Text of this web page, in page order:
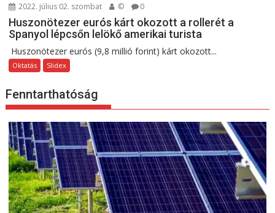
2022. július 02. szombat © 0
Huszonötezer eurós kárt okozott a rollerét a
Spanyol lépcsőn lelökő amerikai turista
Huszonötezer eurós (9,8 millió forint) kárt okozott...
Oktatás Slidex
Fenntarthatóság